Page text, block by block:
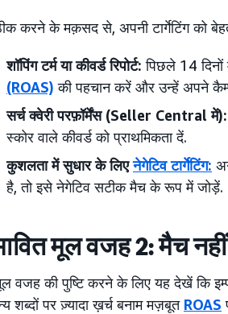
करने के मक़सद से, अपनी टार्गेटिंग को
शॉपिंग टर्म या कीवर्ड रिपोर्ट:पिछले 14
(ROAS) की पहचान करें और उन्हें अपने
सर्च क्वेरी परफ़ॉर्मेंस (Seller Central
स्कोर वाले कीवर्ड को प्राथमिकता दें.
कुशलता में सुधार के लिए नेगेटिव टार्गेटिंग:
है, तो इसे नेगेटिव सटीक मैच के रूप में जोड़ें.
मूल वजह 2: मैच
वजह की पुष्टि करने के लिए यह देखें कि
शब्दों पर ज़्यादा ख़र्च बनाम मज़बूत ROAS